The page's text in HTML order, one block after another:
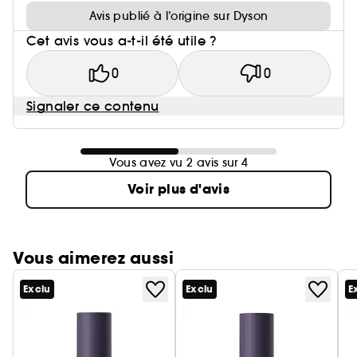
Avis publié à l’origine sur Dyson
Cet avis vous a-t-il été utile ?
0 0
Signaler ce contenu
Vous avez vu 2 avis sur 4
Voir plus d'avis
Vous aimerez aussi
Exclu Exclu